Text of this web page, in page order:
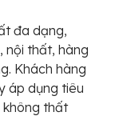
đa dạng,
nội thất, hàng
Khách hàng
áp dụng tiêu
không thất